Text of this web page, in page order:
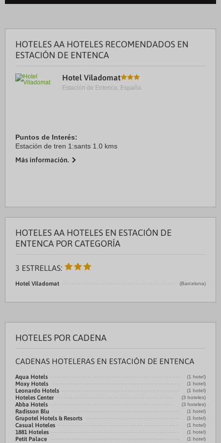
HOTELES AA HOTELES RECOMENDADOS EN
ESTACIÓN DE ENTENCA
Hotel Viladomat
Estación de Entenca, España.
Puntos de Interés:
Estación de tren 1:sants 1.0 kms
Más información.
HOTELES AA HOTELES EN ESTACIÓN DE
ENTENCA POR CATEGORÍA
3 ESTRELLAS:
Hotel Viladomat (Barcelona)
HOTELES POR CADENA
CADENAS HOTELERAS EN ESTACIÓN DE ENTENCA
Aqua Hotels (1 hotel)
Moxy Hotels (1 hotel)
Leonardo Hotels (1 hotel)
Hoteles Center (3 hoteles)
Abba Hotels (3 hoteles)
Radisson Blu (1 hotel)
Grupotel Hotels & Resorts (1 hotel)
Casual Hoteles (1 hotel)
1881 Hoteles (1 hotel)
Petit Palace (1 hotel)